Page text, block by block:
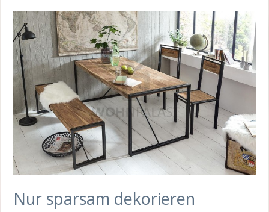
Nur sparsam dekorieren